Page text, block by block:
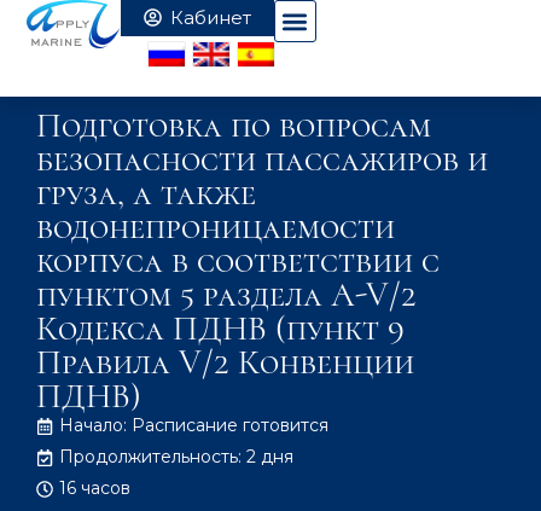
Подготовка по вопросам
безопасности пассажиров и
груза, а также
водонепроницаемости
корпуса в соответствии с
пунктом 5 раздела A-V/2
Кодекса ПДНВ (пункт 9
Правила V/2 Конвенции
ПДНВ)
Начало: Расписание готовится
Продолжительность: 2 дня
16 часов